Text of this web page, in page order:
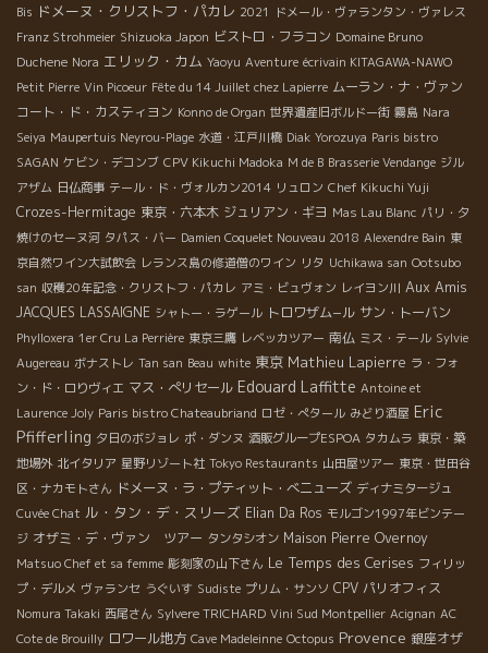
Bis ドメーヌ・クリストフ・パカレ 2021
ドメール・ヴァランタン・ヴァレス
Franz Strohmeier Shizuoka Japon ビストロ・フラコン Domaine Bruno
Duchene Nora エリック・カム Yaoyu Aventure écrivain KITAGAWA-NAWO
Petit Pierre Vin Picoeur Fête du 14 Juillet chez Lapierre ムーラン・ナ・ヴァン
コート・ド・カスティヨン Konno de Organ 世界遺産旧ボルドー街 霧島 Nara
Seiya Maupertuis Neyrou-Plage 水道・江戸川橋 Diak Yorozuya Paris bistro
SAGAN ケビン・デコンブ CPV Kikuchi Madoka M de B Brasserie Vendange ジル
アザム 日仏商事 テール・ド・ヴォルカン2014 リュロン Chef Kikuchi Yuji
Crozes-Hermitage 東京・六本木 ジュリアン・ギヨ Mas Lau Blanc パリ・夕
焼けのセーヌ河 タパス・バー Damien Coquelet Nouveau 2018 Alexendre Bain 東
京自然ワイン大試飲会 レランス島の修道僧のワイン リタ Uchikawa san Ootsubo
san 収穫20年記念・クリストフ・パカレ アミ・ビュヴォン レイヨン川 Aux Amis
JACQUES LASSAIGNE シャトー・ラゲール トロワザム−ル サン・トーバン
Phylloxera 1er Cru La Perrière 東京三鷹 レベッカツアー 南仏 ミス・テール Sylvie
Augereau ボナストレ Tan san Beau white 東京 Mathieu Lapierre ラ・フォ
ン・ド・ロりヴィエ マス・ぺリセール Edouard Laffitte Antoine et
Laurence Joly Paris bistro Chateaubriand ロゼ・ぺタール みどり酒屋 Eric
Pfifferling 夕日のボジョレ ポ・ダンヌ 酒販グループESPOA タカムラ 東京・築
地場外 北イタリア 星野リゾート社 Tokyo Restaurants 山田屋ツアー 東京・世田谷
区・ナカモトさん ドメーヌ・ラ・プティット・べニューズ ディナミタージュ
Cuvée Chat ル・タン・デ・スリーズ Elian Da Ros モルゴン1997年ビンテー
ジ オザミ・デ・ヴァン ツアー タンタシオン Maison Pierre Overnoy
Matsuo Chef et sa femme 彫刻家の山下さん Le Temps des Cerises フィリッ
プ・デルメ ヴァランセ うぐいす Sudiste プリム・サンソ CPV パリオフィス
Nomura Takaki 西尾さん Sylvere TRICHARD Vini Sud Montpellier Acignan AC
Cote de Brouilly ロワール地方 Cave Madeleinne Octopus Provence 銀座オザ